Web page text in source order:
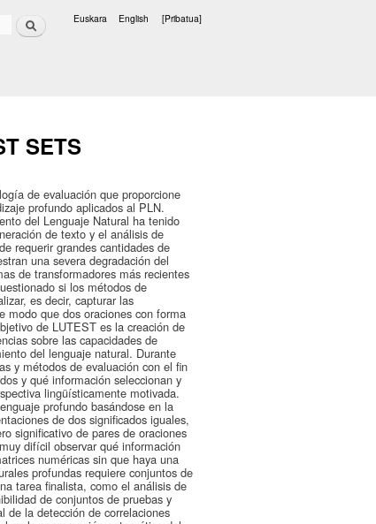
Bilatu Euskara English [Pribatua]
SETS
de evaluación que proporcione
profundo aplicados al PLN.
del Lenguaje Natural ha tenido
de texto y el análisis de
requerir grandes cantidades de
una severa degradación del
de transformadores más recientes
si los métodos de
es decir, capturar las
modo que dos oraciones con forma
de LUTEST es la creación de
sobre las capacidades de
del lenguaje natural. Durante
y métodos de evaluación con el fin
y qué información seleccionan y
lingüísticamente motivada.
profundo basándose en la
de dos significados iguales,
significativo de pares de oraciones
difícil observar qué información
numéricas sin que haya una
profundas requiere conjuntos de
tarea finalista, como el análisis de
de conjuntos de pruebas y
de la detección de correlaciones